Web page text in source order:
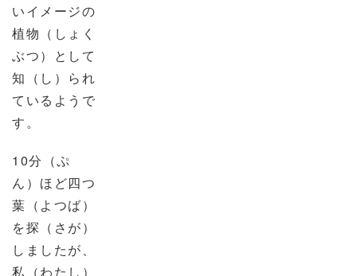
いイメージの
植物（しょく
ぶつ）として
知（し）られ
ているようで
す。
10分（ぷ
ん）ほど四つ
葉（よつば）
を探（さが）
しましたが、
私（わたし）